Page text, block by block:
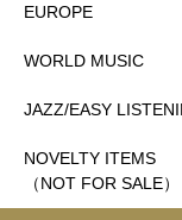
EUROPE
WORLD MUSIC
JAZZ/EASY
NOVELTY ITEMS
（NOT FOR SALE）